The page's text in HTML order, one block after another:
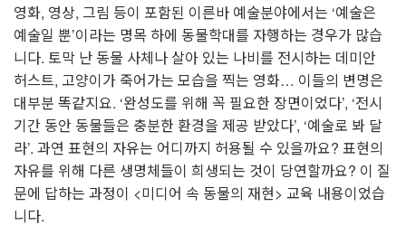
영화, 영상, 그림 등이 포함된 이른바 예술분야에서는 ‘예술은
예술일 뿐’이라는 명목 하에 동물학대를 자행하는 경우가 많습
니다. 토막 난 동물 사체나 살아 있는 나비를 전시하는 데미안
허스트, 고양이가 죽어가는 모습을 찍는 영화… 이들의 변명은
대부분 똑같지요. ‘완성도를 위해 꼭 필요한 장면이었다’, ‘전시
기간 동안 동물들은 충분한 환경을 제공 받았다’, ‘예술로 봐 달
라’. 과연 표현의 자유는 어디까지 허용될 수 있을까요? 표현의
자유를 위해 다른 생명체들이 희생되는 것이 당연할까요? 이 질
문에 답하는 과정이 <미디어 속 동물의 재현> 교육 내용이었습
니다.